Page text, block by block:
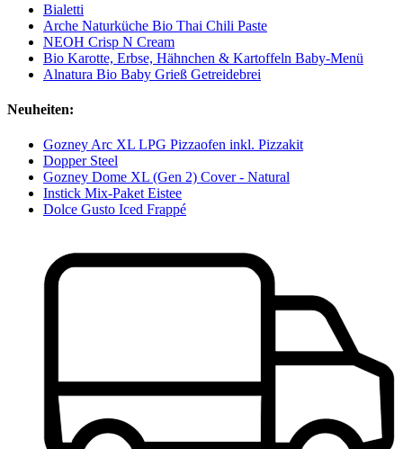
Bialetti
Arche Naturküche Bio Thai Chili Paste
NEOH Crisp N Cream
Bio Karotte, Erbse, Hähnchen & Kartoffeln Baby-Menü
Alnatura Bio Baby Grieß Getreidebrei
Neuheiten:
Gozney Arc XL LPG Pizzaofen inkl. Pizzakit
Dopper Steel
Gozney Dome XL (Gen 2) Cover - Natural
Instick Mix-Paket Eistee
Dolce Gusto Iced Frappé